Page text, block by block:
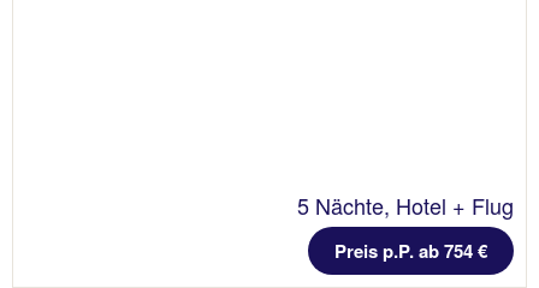
5 Nächte, Hotel + Flug
Preis p.P. ab 754 €